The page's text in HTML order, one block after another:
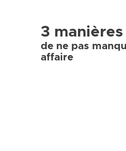
3 manières
de ne pas
affaire